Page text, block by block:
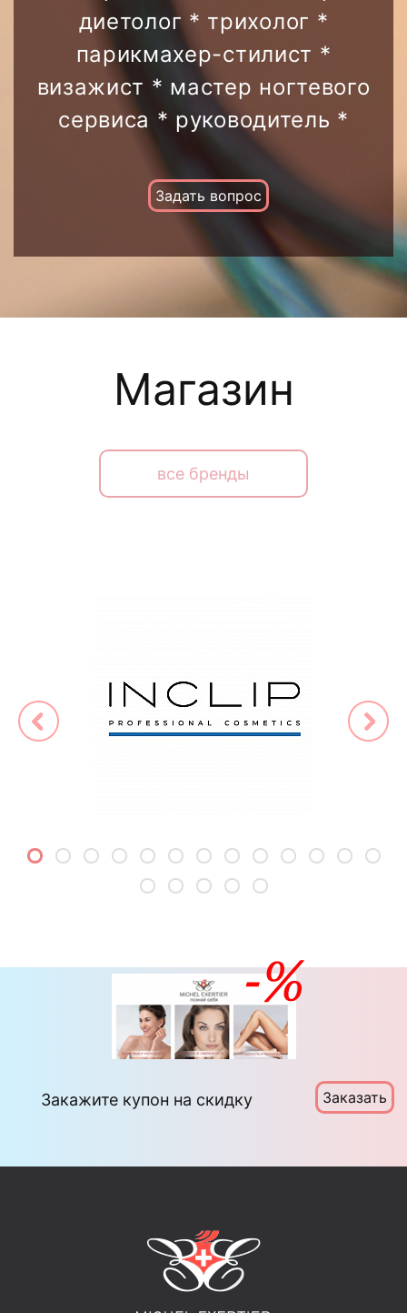
коррекция перманентного макияжа
диетолог * трихолог *
парикмахер-стилист *
визажист * мастер ногтевого
сервиса * руководитель *
Задать вопрос
Магазин
все бренды
Закажите купон на скидку Заказать